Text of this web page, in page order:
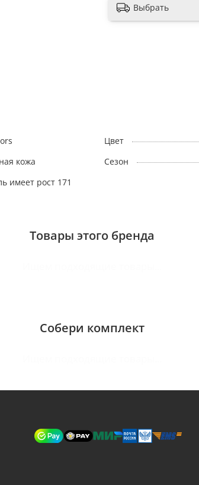
Выбрать
Цвет
кожа Сезон
имеет рост 171
Товары этого бренда
Собери комплект